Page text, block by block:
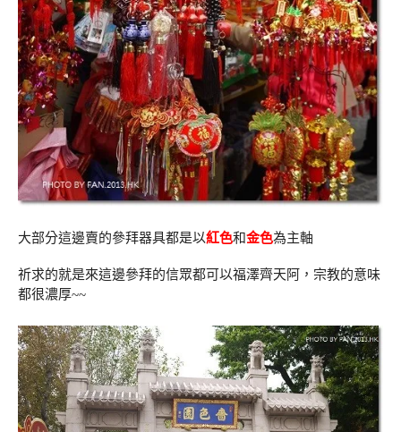
大部分這邊賣的參拜器具都是以紅色和金色為主軸
祈求的就是來這邊參拜的信眾都可以福澤齊天阿，宗教的意味
都很濃厚~~